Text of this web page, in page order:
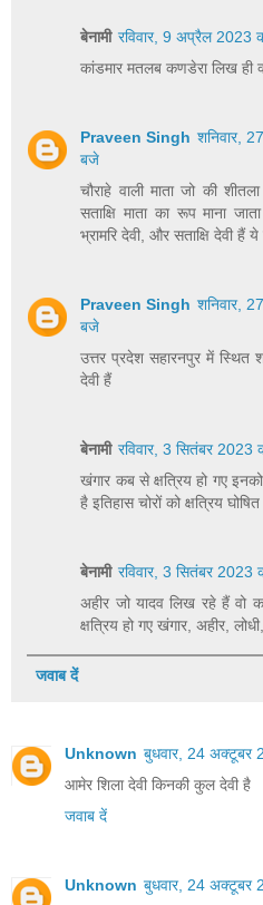
बेनामी रविवार, 9 अप्रैल
कांडमार मतलब कणडेरा लिख ही
Praveen Singh शनिवार,
बजे
चौराहे वाली माता जो की
सताक्षि माता का रूप माना
भ्रामरि देवी, और सताक्षि देवी
Praveen Singh शनिवार,
बजे
उत्तर प्रदेश सहारनपुर में स्थित
देवी हैं
बेनामी रविवार, 3 सितंबर
खंगार कब से क्षत्रिय हो गए
है इतिहास चोरों को क्षत्रिय
बेनामी रविवार, 3 सितंबर
अहीर जो यादव लिख रहे हैं वो
क्षत्रिय हो गए खंगार, अहीर,
जवाब दें
Unknown बुधवार, 24
आमेर शिला देवी किनकी कुल देवी है
जवाब दें
Unknown बुधवार, 24